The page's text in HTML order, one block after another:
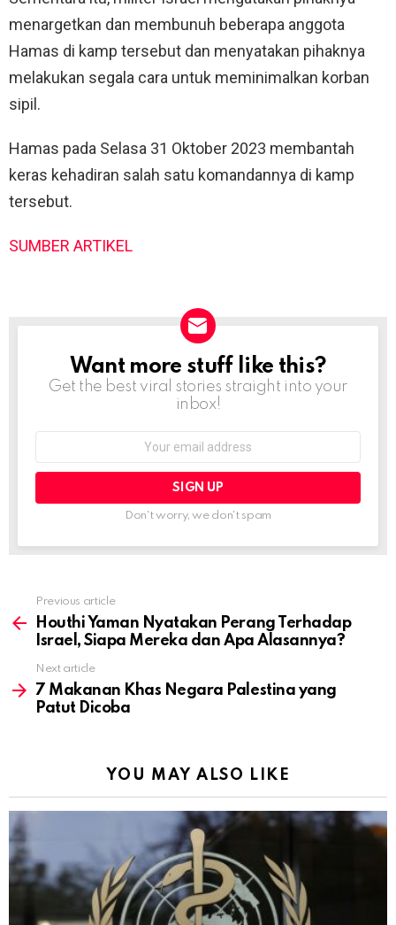
menargetkan dan membunuh beberapa anggota
Hamas di kamp tersebut dan menyatakan pihaknya
melakukan segala cara untuk meminimalkan korban
sipil.
Hamas pada Selasa 31 Oktober 2023 membantah
keras kehadiran salah satu komandannya di kamp
tersebut.
SUMBER ARTIKEL
NEWSLETTER
Want more stuff like this?
Get the best viral stories straight into your
inbox!
Don't worry, we don't spam
more
Previous article
Houthi Yaman Nyatakan Perang Terhadap
Israel, Siapa Mereka dan Apa Alasannya?
Next article
7 Makanan Khas Negara Palestina yang
Patut Dicoba
YOU MAY ALSO LIKE